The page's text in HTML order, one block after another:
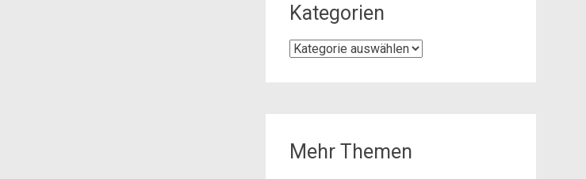
Kategorien
Kategorien
Mehr Themen